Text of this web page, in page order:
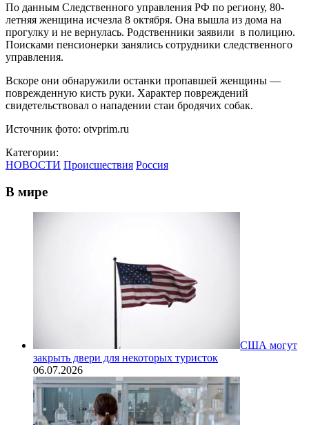
По данным Следственного управления РФ по региону, 80-
летняя женщина исчезла 8 октября. Она вышла из дома на
прогулку и не вернулась. Родственники заявили в полицию.
Поисками пенсионерки занялись сотрудники следственного
управления.
Вскоре они обнаружили останки пропавшей женщины —
поврежденную кисть руки. Характер повреждений
свидетельствовал о нападении стаи бродячих собак.
Источник фото: otvprim.ru
Категории:
НОВОСТИ Происшествия Россия
В мире
США могут
закрыть двери для некоторых туристок
06.07.2026